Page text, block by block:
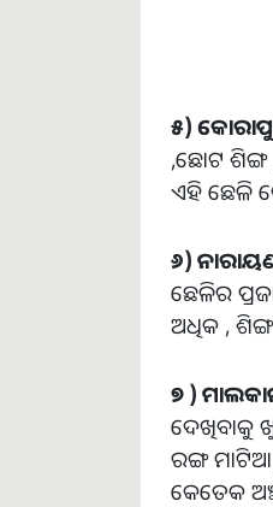
୫)
,ଛୋଟ ଶିଙ୍ଗ
ଏହି ଛେଳି
୬)
ଛେଳିର
ଅଧିକ ,
୭ )
ଦେଖିବାକୁ
ରଙ୍ଗ
କେତେକ